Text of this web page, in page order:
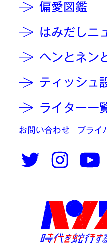
偏愛図鑑
はみだしニ
ヘンとネン
ティッシュ
ライター一
お問い合わせ プライ